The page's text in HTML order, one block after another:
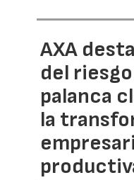
AXA
del
palanca
la